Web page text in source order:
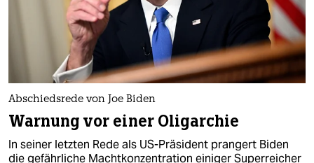
Abschiedsrede von Joe Biden
Warnung vor einer Oligarchie
In seiner letzten Rede als US-Präsident prangert Biden
die gefährliche Machtkonzentration einiger Superreicher